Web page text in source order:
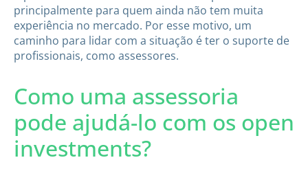
principalmente para quem ainda não tem muita
experiência no mercado. Por esse motivo, um
caminho para lidar com a situação é ter o suporte de
profissionais, como assessores.
Como uma assessoria
pode ajudá-lo com os open
investments?